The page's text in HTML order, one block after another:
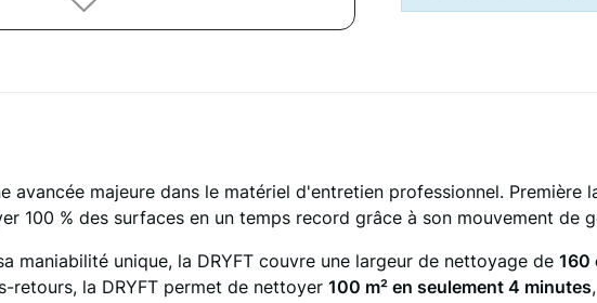
avancée majeure dans le matériel d'entretien professionnel. Première
100 % des surfaces en un temps record grâce à son mouvement de
maniabilité unique, la DRYFT couvre une largeur de nettoyage de 160
retours, la DRYFT permet de nettoyer 100 m² en seulement 4 minutes